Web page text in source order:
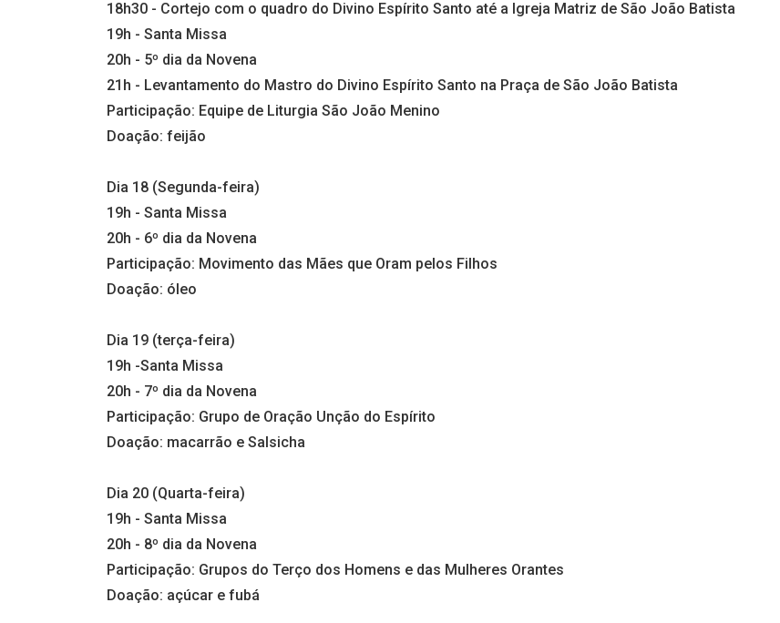
18h30 - Cortejo com o quadro do Divino Espírito Santo até a Igreja Matriz de São João Batista
19h - Santa Missa
20h - 5º dia da Novena
21h - Levantamento do Mastro do Divino Espírito Santo na Praça de São João Batista
Participação: Equipe de Liturgia São João Menino
Doação: feijão
Dia 18 (Segunda-feira)
19h - Santa Missa
20h - 6º dia da Novena
Participação: Movimento das Mães que Oram pelos Filhos
Doação: óleo
Dia 19 (terça-feira)
19h -Santa Missa
20h - 7º dia da Novena
Participação: Grupo de Oração Unção do Espírito
Doação: macarrão e Salsicha
Dia 20 (Quarta-feira)
19h - Santa Missa
20h - 8º dia da Novena
Participação: Grupos do Terço dos Homens e das Mulheres Orantes
Doação: açúcar e fubá